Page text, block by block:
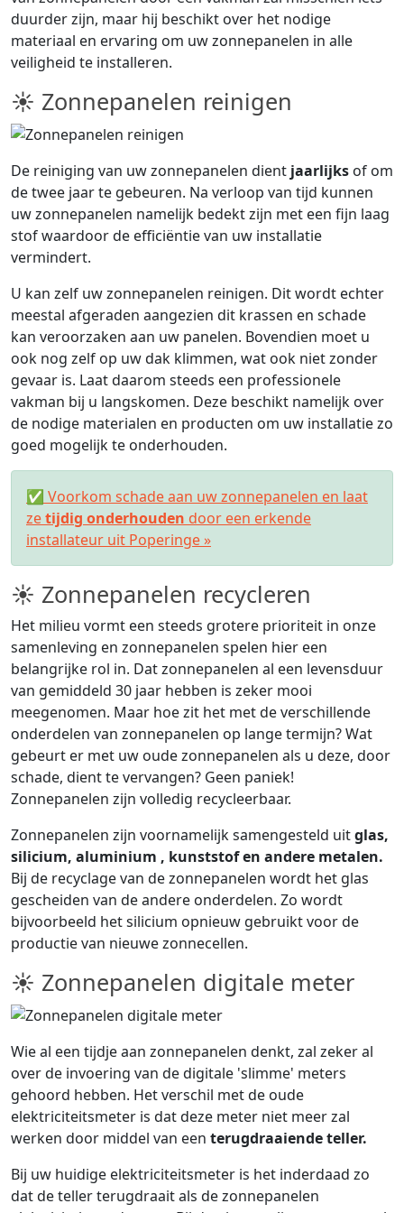
duurder zijn, maar hij beschikt over het nodige
materiaal en ervaring om uw zonnepanelen in alle
veiligheid te installeren.
☀ Zonnepanelen reinigen
De reiniging van uw zonnepanelen dient jaarlijks of om
de twee jaar te gebeuren. Na verloop van tijd kunnen
uw zonnepanelen namelijk bedekt zijn met een fijn laag
stof waardoor de efficiëntie van uw installatie
vermindert.
U kan zelf uw zonnepanelen reinigen. Dit wordt echter
meestal afgeraden aangezien dit krassen en schade
kan veroorzaken aan uw panelen. Bovendien moet u
ook nog zelf op uw dak klimmen, wat ook niet zonder
gevaar is. Laat daarom steeds een professionele
vakman bij u langskomen. Deze beschikt namelijk over
de nodige materialen en producten om uw installatie zo
goed mogelijk te onderhouden.
✅ Voorkom schade aan uw zonnepanelen en laat
zetijdig onderhouden door een erkende
installateur uit Poperinge »
☀ Zonnepanelen recycleren
Het milieu vormt een steeds grotere prioriteit in onze
samenleving en zonnepanelen spelen hier een
belangrijke rol in. Dat zonnepanelen al een levensduur
van gemiddeld 30 jaar hebben is zeker mooi
meegenomen. Maar hoe zit het met de verschillende
onderdelen van zonnepanelen op lange termijn? Wat
gebeurt er met uw oude zonnepanelen als u deze, door
schade, dient te vervangen? Geen paniek!
Zonnepanelen zijn volledig recycleerbaar.
Zonnepanelen zijn voornamelijk samengesteld uitglas,
silicium, aluminium , kunststof en andere metalen.
Bij de recyclage van de zonnepanelen wordt het glas
gescheiden van de andere onderdelen. Zo wordt
bijvoorbeeld het silicium opnieuw gebruikt voor de
productie van nieuwe zonnecellen.
☀ Zonnepanelen digitale meter
Wie al een tijdje aan zonnepanelen denkt, zal zeker al
over de invoering van de digitale 'slimme' meters
gehoord hebben. Het verschil met de oude
elektriciteitsmeter is dat deze meter niet meer zal
werken door middel van een terugdraaiende teller.
Bij uw huidige elektriciteitsmeter is het inderdaad zo
dat de teller terugdraait als de zonnepanelen